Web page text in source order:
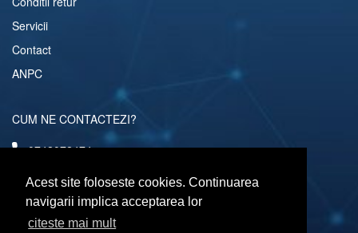
Acest site foloseste cookies. Continuarea
navigarii implica acceptarea lor
citeste mai mult
Servicii
Contact
ANPC
CUM NE CONTACTEZI?
0742072474
comenzi@computerescu.ro
URMARESTE-NE SI PE